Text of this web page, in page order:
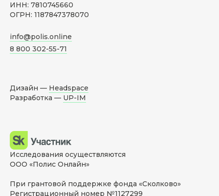
ИНН: 7810745660
ОГРН: 1187847378070
info@polis.online
8 800 302-55-71
Дизайн — Headspace
Разработка — UP-IM
Исследования осуществляются
ООО «Полис Онлайн»
При грантовой поддержке фонда «Сколково»
Регистрационный номер №1127299